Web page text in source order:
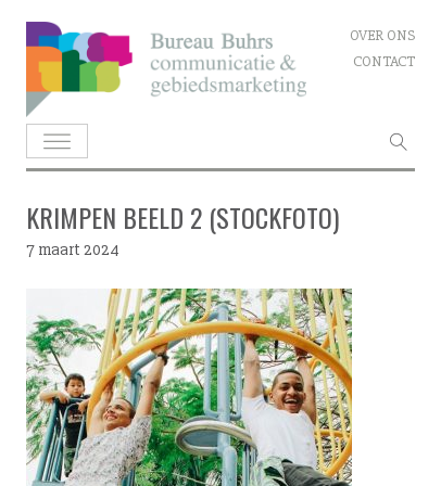
Skip
to
content
OVER ONS
CONTACT
KRIMPEN BEELD 2 (STOCKFOTO)
7 maart 2024